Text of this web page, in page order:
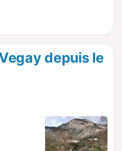
votre sens de
du très
depuis le